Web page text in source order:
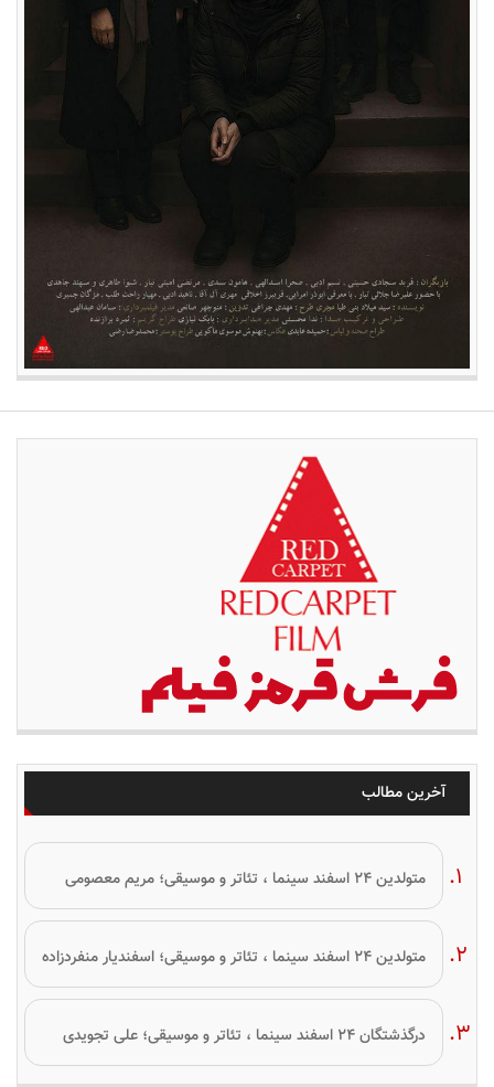
آخرین مطالب
متولدین ۲۴ اسفند سینما ، تئاتر و موسیقی؛ مریم معصومی
متولدین ۲۴ اسفند سینما ، تئاتر و موسیقی؛ اسفندیار منفردزاده
درگذشتگان ۲۴ اسفند سینما ، تئاتر و موسیقی؛ علی تجویدی